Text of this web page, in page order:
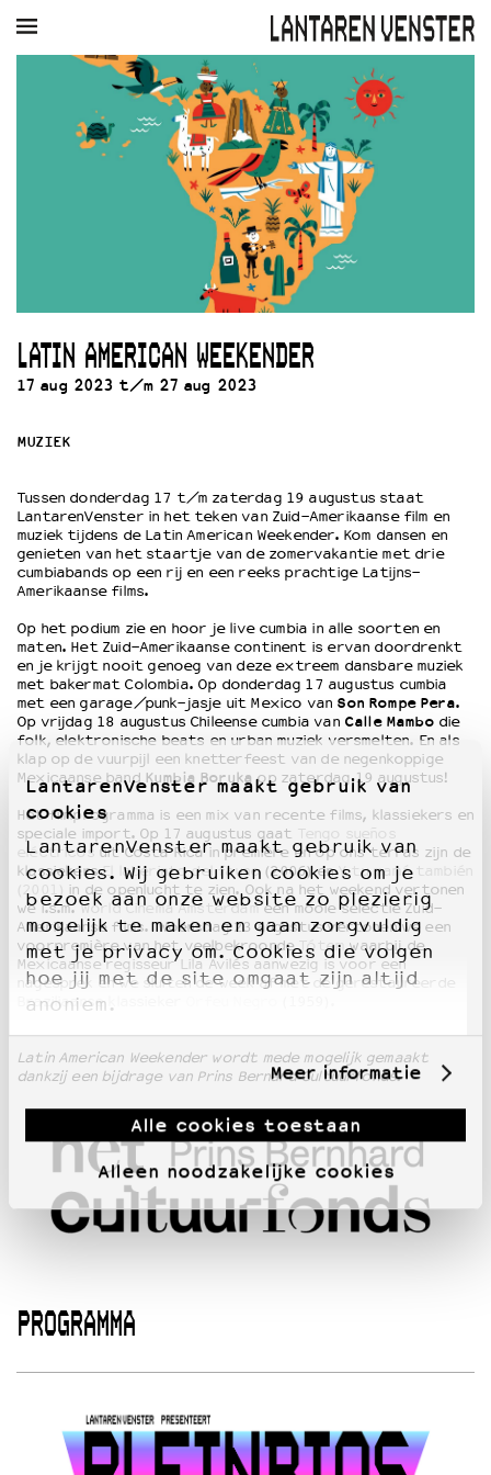
LantarenVenster maakt gebruik van
cookies
LantarenVenster maakt gebruik van
cookies. Wij gebruiken cookies om je
bezoek aan onze website zo plezierig
mogelijk te maken en gaan zorgvuldig
met je privacy om. Cookies die volgen
hoe jij met de site omgaat zijn altijd
anoniem.
Meer informatie
Alle cookies toestaan
Alleen noodzakelijke cookies
FILM MUZIEK RESTAURANT VERHUUR
Winkelmandje
Zoek
EDUCATIE
Schoolvoorstellingen
Filmprogramma’s VO/MBO
OVER LANTARENVENSTER
Wat we doen
Werken bij
Wie is wie
Word vriend
Historie
Partners
Huisregels
Privacyverklaring
Integriteits- en gedragscode
Duurzaamheid
Culturele boycot Israël
Ruimte voor artistieke vrijheid – VNPF
LATIN AMERICAN WEEKENDER
17 aug 2023 t/m 27 aug 2023
MUZIEK
Tussen donderdag 17 t/m zaterdag 19 augustus staat
LantarenVenster in het teken van Zuid-Amerikaanse film en
muziek tijdens de Latin American Weekender. Kom dansen en
genieten van het staartje van de zomervakantie met drie
cumbiabands op een rij en een reeks prachtige Latijns-
Amerikaanse films.
Op het podium zie en hoor je live cumbia in alle soorten en
maten. Het Zuid-Amerikaanse continent is ervan doordrenkt
en je krijgt nooit genoeg van deze extreem dansbare muziek
met bakermat Colombia. Op donderdag 17 augustus cumbia
met een garage/punk-jasje uit Mexico van Son Rompe Pera.
Op vrijdag 18 augustus Chileense cumbia van Calle Mambodie
folk, elektronische beats en urban muziek versmelten. En als
klap op de vuurpijl een knetterfeest van de negenkoppige
Mexicaanse band Kumbia Boruka op zaterdag 19 augustus!
Het filmprogramma is een mix van recente films, klassiekers en
speciale import. Op 17 augustus gaat Tengo sueños
eléctricos uit Costa Rica in première en op ons terras zijn de
klassiekersEl laberinto del fauno(2006) enY tu mamá también
(2001) in de openlucht te zien. Ook na het weekend vertonen
we i.s.m.World Cinema Amsterdameen mooie selectie Zuid-
Amerikaanse films. Woensdag 23 augustus vertonen we een
voorpremière van het veelbekroondeTótem waarbij de
Mexicaanse regisseur Lila Avilés aanwezig is voor een
nagesprek en we sluiten de week af met de gerestaureerde
Braziliaanse klassieker
Latin American Weekender wordt mede mogelijk gemaakt
dankzij een bijdrage van Prins Bernard Cultuurfonds.
PROGRAMMA